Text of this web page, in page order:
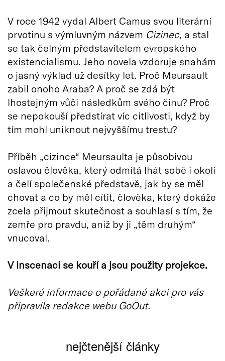
V roce 1942 vydal Albert Camus svou literární
prvotinu s výmluvným názvem Cizinec, a stal
se tak čelným představitelem evropského
existencialismu. Jeho novela vzdoruje snahám
o jasný výklad už desítky let. Proč Meursault
zabil onoho Araba? A proč se zdá být
lhostejným vůči následkům svého činu? Proč
se nepokouší předstírat víc citlivosti, když by
tím mohl uniknout nejvyššímu trestu?
Příběh „cizince“ Meursaulta je působivou
oslavou člověka, který odmítá lhát sobě i okolí
a čelí společenské představě, jak by se měl
chovat a co by měl cítit, člověka, který dokáže
zcela přijmout skutečnost a souhlasí s tím, že
zemře pro pravdu, aniž by ji „těm druhým“
vnucoval.
V inscenaci se kouří a jsou použity projekce.
Veškeré informace o pořádané akci pro vás
připravila redakce webu GoOut.
nejčtenější články